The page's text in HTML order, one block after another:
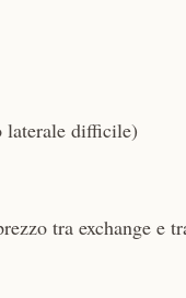
laterale difficile)
tra exchange e